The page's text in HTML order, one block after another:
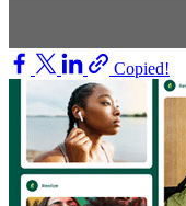
Copied!